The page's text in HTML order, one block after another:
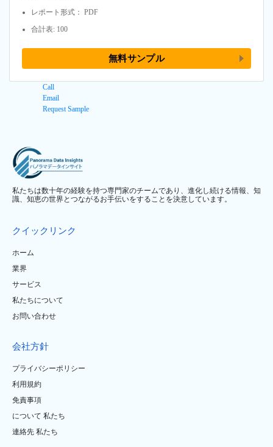
レポート形式： PDF
合計表: 100
無料サンプル
Call
Email
Request Sample
私たちは数十年の経験を持つ専門家のチームであり、進化し続ける情報、知
識、知恵の世界とつながるお手伝いをすることを決意しています。
クイックリンク
ホーム
業界
サービス
私たちについて
お問い合わせ
会社方針
プライバシーポリシー
利用規約
免責事項
について 私たち
連絡先 私たち